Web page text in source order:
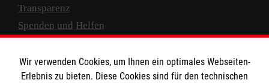
Transparenz
Spenden und Helfen
Empfänger: Malteser Hilfsdienst e.V.
Wir verwenden Cookies, um Ihnen ein optimales Webseiten-
Erlebnis zu bieten. Diese Cookies sind für den technischen